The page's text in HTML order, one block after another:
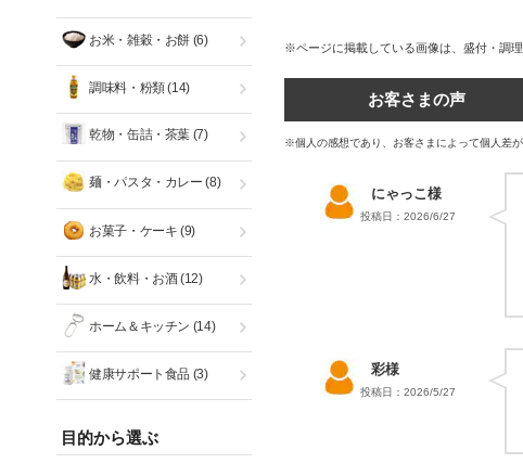
※ページに掲載している画像は、盛付・調
お客さまの声
※個人の感想であり、お客さまによって個人差が
にゃっこ様
投稿日：2026/6/27
彩様
投稿日：2026/5/27
お米・雑穀・お餅 (6)
調味料・粉類(14)
乾物・缶詰・茶葉 (7)
麺・パスタ・カレー (8)
お菓子・ケーキ (9)
水・飲料・お酒(12)
ホーム＆キッチン (14)
健康サポート食品 (3)
目的から選ぶ